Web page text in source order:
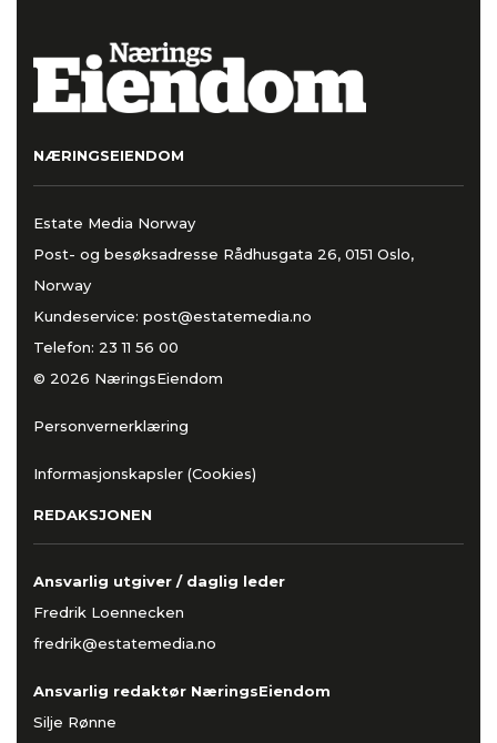
NÆRINGSEIENDOM
Estate Media Norway
Post- og besøksadresse Rådhusgata 26, 0151 Oslo,
Norway
Kundeservice: post@estatemedia.no
Telefon: 23 11 56 00
© 2026 NæringsEiendom
Personvernerklæring
Informasjonskapsler (Cookies)
REDAKSJONEN
Ansvarlig utgiver / daglig leder
Fredrik Loennecken
fredrik@estatemedia.no
Ansvarlig redaktør NæringsEiendom
Silje Rønne